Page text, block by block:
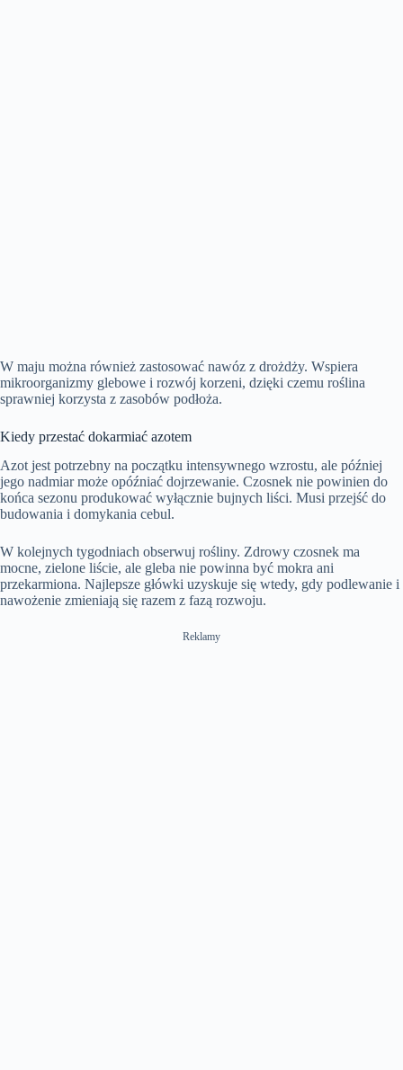
W maju można również zastosować nawóz z drożdży. Wspiera
mikroorganizmy glebowe i rozwój korzeni, dzięki czemu roślina
sprawniej korzysta z zasobów podłoża.
Kiedy przestać dokarmiać azotem
Azot jest potrzebny na początku intensywnego wzrostu, ale później
jego nadmiar może opóźniać dojrzewanie. Czosnek nie powinien do
końca sezonu produkować wyłącznie bujnych liści. Musi przejść do
budowania i domykania cebul.
W kolejnych tygodniach obserwuj rośliny. Zdrowy czosnek ma
mocne, zielone liście, ale gleba nie powinna być mokra ani
przekarmiona. Najlepsze główki uzyskuje się wtedy, gdy podlewanie i
nawożenie zmieniają się razem z fazą rozwoju.
Reklamy